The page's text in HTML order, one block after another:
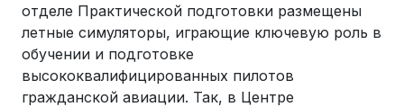
отделе Практической подготовки размещены
летные симуляторы, играющие ключевую роль в
обучении и подготовке
высококвалифицированных пилотов
гражданской авиации. Так, в Центре